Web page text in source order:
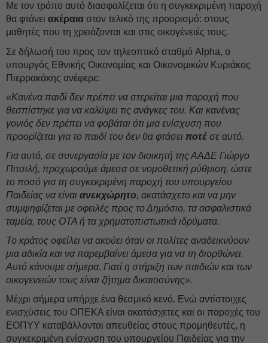
Με τον τρόπο αυτό διασφαλίζεται ότι η συγκεκριμένη παροχή
θα φτάνει ακέραια στον τελικό της προορισμό: στους
μαθητές που τη χρειάζονται και στις οικογένειές τους.
Σε δήλωσή του προς τον τηλεοπτικό σταθμό Alpha, ο
υπουργός Εθνικής Οικονομίας και Οικονομικών Κυριάκος
Πιερρακάκης ανέφερε:
«Κανένα παιδί δεν πρέπει να στερείται μια παροχή που
θεσπίστηκε για να καλύψει τις ανάγκες του. Και κανένας
γονιός δεν πρέπει να φοβάται ότι μια ενίσχυση που
προορίζεται για το παιδί του δεν θα φτάσει ποτέ σε αυτό.
Για αυτό, σε συνεργασία με τον διοικητή της ΑΑΔΕ Γιώργο
Πιτσιλή, προχωρούμε άμεσα σε νομοθετική ρύθμιση, ώστε
το ποσό για τη συγκεκριμένη παροχή του υπουργείου
Παιδείας να είναι ανεκχώρητο, ακατάσχετο και να μην
συμψηφίζεται με οφειλές προς το Δημόσιο, τα ασφαλιστικά
ταμεία, τους ΟΤΑ ή τα χρηματοπιστωτικά ιδρύματα.
Το κράτος οφείλει να ακούει όταν οι πολίτες αναδεικνύουν
μια αδικία και να παρεμβαίνει άμεσα για να τη διορθώνει.
Αυτό κάνουμε σήμερα. Γιατί η στήριξη των παιδιών και των
οικογενειών τους είναι ζήτημα δικαιοσύνης».
Μέχρι σήμερα υπήρχε ένα θεσμικό κενό. Ενώ αντίστοιχες
ενισχύσεις του ΟΠΕΚΑ είναι ακατάσχετες και οι παροχές του
ΕΟΠΥΥ καταβάλλονται απευθείας στους προμηθευτές, η
συγκεκριμένη ενίσχυση του υπουργείου Παιδείας για την